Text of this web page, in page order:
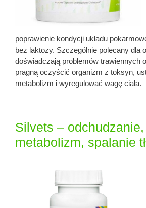
poprawienie kondycji układu
bez laktozy. Szczególnie polecany dla
doświadczają problemów trawiennych
pragną oczyścić organizm z toksyn,
metabolizm i wyregulować wagę ciała.
Silvets – odchudzanie,
metabolizm, spalanie